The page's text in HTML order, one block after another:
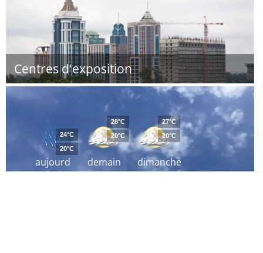
Centres d'exposition
aujourd
´hui
24°C
20°C
demain
28°C
20°C
dimanche
27°C
20°C